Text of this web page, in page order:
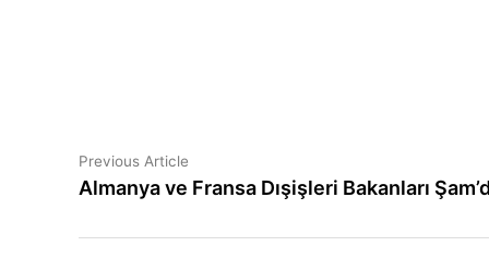
Yazı
gezinmesi
Previous Article
article:
Almanya ve Fransa Dışişleri Bakanları